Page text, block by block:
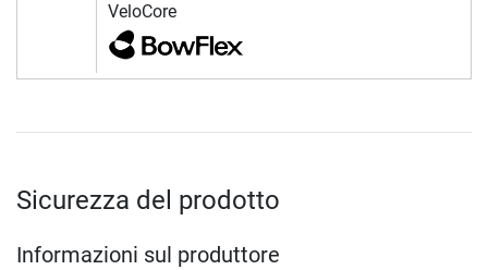
VeloCore
Sicurezza del prodotto
Informazioni sul produttore